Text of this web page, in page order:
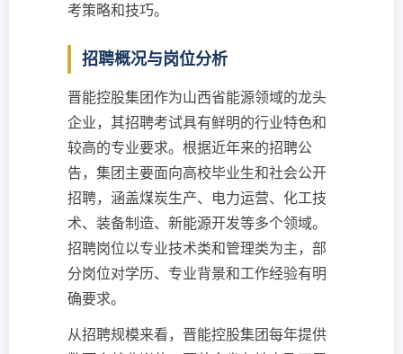
考策略和技巧。
招聘概况与岗位分析
晋能控股集团作为山西省能源领域的龙头
企业，其招聘考试具有鲜明的行业特色和
较高的专业要求。根据近年来的招聘公
告，集团主要面向高校毕业生和社会公开
招聘，涵盖煤炭生产、电力运营、化工技
术、装备制造、新能源开发等多个领域。
招聘岗位以专业技术类和管理类为主，部
分岗位对学历、专业背景和工作经验有明
确要求。
从招聘规模来看，晋能控股集团每年提供